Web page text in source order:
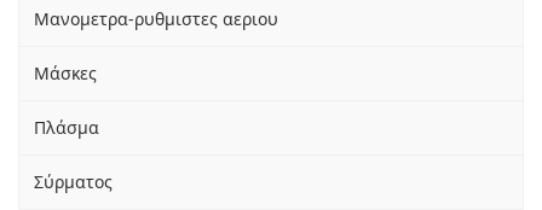
Μανομετρα-ρυθμιστες αεριου
Μάσκες
Πλάσμα
Σύρματος